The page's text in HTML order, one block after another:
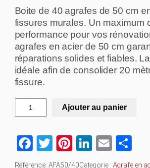
Boite de 40 agrafes de 50 cm
fissures murales. Un maximum
performance pour vos
agrafes en acier de 50 cm
réparations solides et fiables.
idéale afin de consolider 20
fissure.
u
n
t
i
Ajouter au panier
F
a
T
wi
Pi
nt
Li
nk
E
m
S
h
Référence: AFA50/40Categorie : Agrafe en